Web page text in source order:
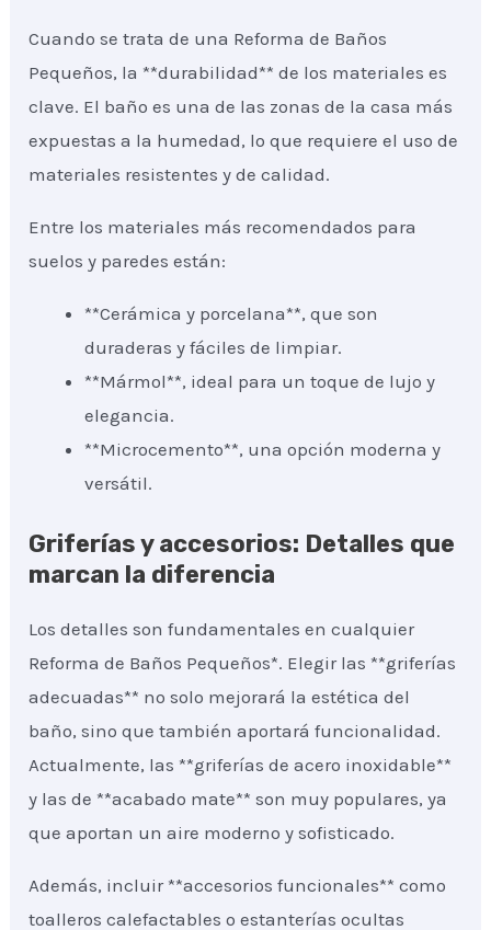
Cuando se trata de una Reforma de Baños
Pequeños, la **durabilidad** de los materiales es
clave. El baño es una de las zonas de la casa más
expuestas a la humedad, lo que requiere el uso de
materiales resistentes y de calidad.
Entre los materiales más recomendados para
suelos y paredes están:
**Cerámica y porcelana**, que son
duraderas y fáciles de limpiar.
**Mármol**, ideal para un toque de lujo y
elegancia.
**Microcemento**, una opción moderna y
versátil.
Griferías y accesorios: Detalles que
marcan la diferencia
Los detalles son fundamentales en cualquier
Reforma de Baños Pequeños*. Elegir las **griferías
adecuadas** no solo mejorará la estética del
baño, sino que también aportará funcionalidad.
Actualmente, las **griferías de acero inoxidable**
y las de **acabado mate** son muy populares, ya
que aportan un aire moderno y sofisticado.
Además, incluir **accesorios funcionales** como
toalleros calefactables o estanterías ocultas